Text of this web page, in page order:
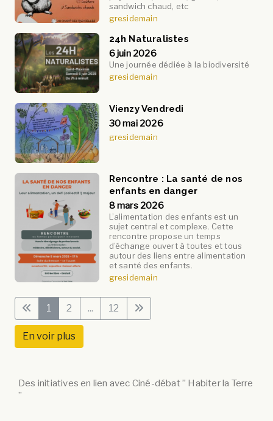
sandwich chaud, etc
gresidemain
24h Naturalistes
6 juin 2026
Une journée dédiée à la biodiversité
gresidemain
Vienzy Vendredi
30 mai 2026
gresidemain
Rencontre : La santé de nos
enfants en danger
8 mars 2026
L’alimentation des enfants est un
sujet central et complexe. Cette
rencontre propose un temps
d’échange ouvert à toutes et tous
autour des liens entre alimentation
et santé des enfants.
gresidemain
1 2 ... 12
En voir plus
Des initiatives en lien avec Ciné-débat ” Habiter la Terre
”